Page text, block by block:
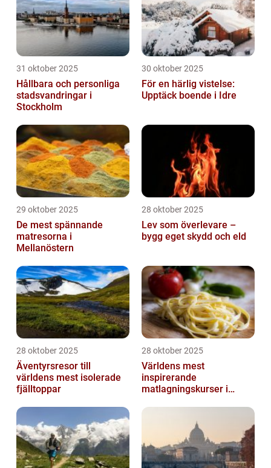
31 oktober 2025
Hållbara och personliga
stadsvandringar i
Stockholm
30 oktober 2025
För en härlig vistelse:
Upptäck boende i Idre
29 oktober 2025
De mest spännande
matresorna i
Mellanöstern
28 oktober 2025
Lev som överlevare –
bygg eget skydd och eld
28 oktober 2025
Äventyrsresor till
världens mest isolerade
fjälltoppar
28 oktober 2025
Världens mest
inspirerande
matlagningskurser i